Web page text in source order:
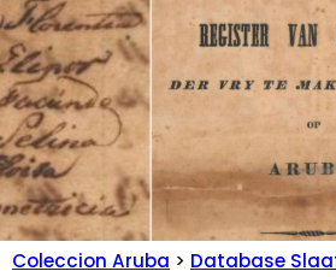
Coleccion Aruba > Database